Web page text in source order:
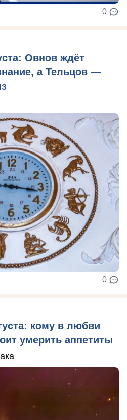
0
Овнов ждёт
а Тельцов —
0
кому в любви
умерить аппетиты